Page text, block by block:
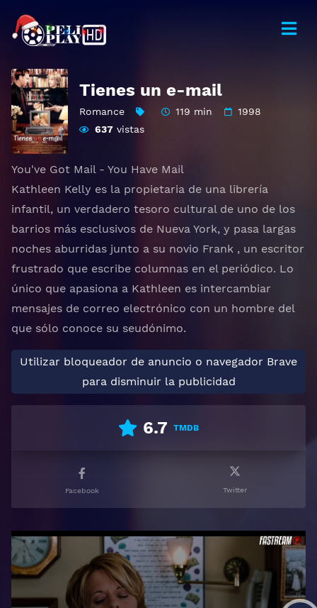
Tienes un e-mail
Romance 119 min
1998
637 vistas
You've Got Mail - You Have Mail
Kathleen Kelly es la propietaria de una librería
infantil, un verdadero tesoro cultural de uno de los
barrios más esclusivos de Nueva York, y pasa largas
noches aburridas junto a su novio Frank , un escritor
frustrado que escribe columnas en el periódico. Lo
único que apasiona a Kathleen es intercambiar
mensajes de correo electrónico con un hombre del
que sólo conoce su seudónimo.
Utilizar bloqueador de anuncio o navegador Brave
para disminuir la publicidad
6.7 TMDB
Facebook Twitter